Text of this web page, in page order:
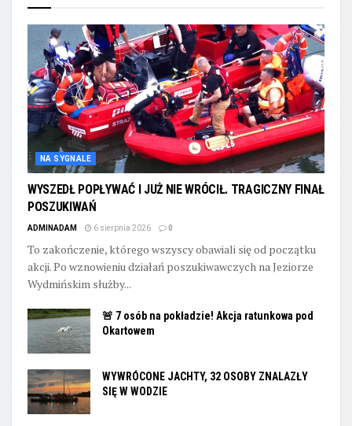
NA SYGNALE
WYSZEDŁ POPŁYWAĆ I JUŻ NIE WRÓCIŁ. TRAGICZNY FINAŁ
POSZUKIWAŃ
ADMINADAM 6 sierpnia 2026 0
To zakończenie, którego wszyscy obawiali się od początku
akcji. Po wznowieniu działań poszukiwawczych na Jeziorze
Wydmińskim służby...
🚨 7 osób na pokładzie! Akcja ratunkowa pod
Okartowem
WYWRÓCONE JACHTY, 32 OSOBY ZNALAZŁY
SIĘ W WODZIE